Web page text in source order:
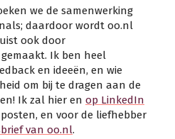
we de samenwerking
daardoor wordt oo.nl
ook door
Ik ben heel
en ideeën, en wie
om bij te dragen aan de
Ik zal hier en op LinkedIn
en voor de liefhebber
van oo.nl.